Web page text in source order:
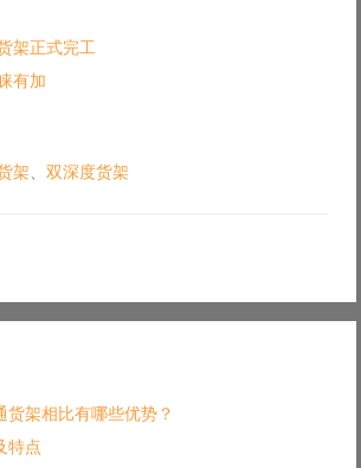
架正式完工
有加
架 双深度货架
货架相比有哪些优势？
特点